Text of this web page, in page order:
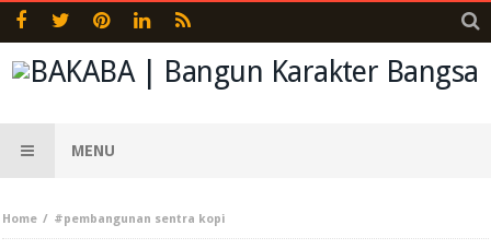
MENU
Home #pembangunan sentra kopi